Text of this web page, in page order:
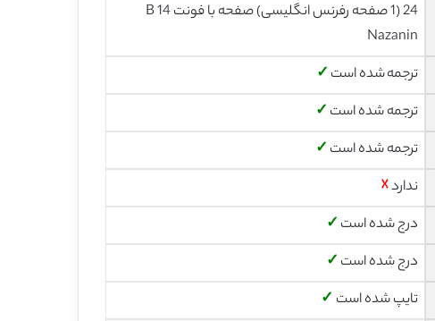
24 (1 صفحه رفرنس انگلیسی) صفحه با فونت 14 B
Nazanin
ترجمه شده است ✓
ترجمه شده است ✓
ترجمه شده است ✓
ندارد☓
درج شده است ✓
درج شده است ✓
تایپ شده است ✓